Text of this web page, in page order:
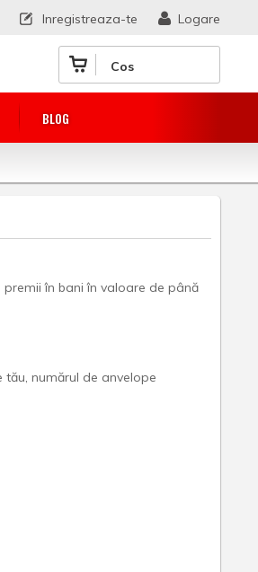
Cos
BLOG
Logare
Inregistreaza-te
în bani în valoare de până
numărul de anvelope